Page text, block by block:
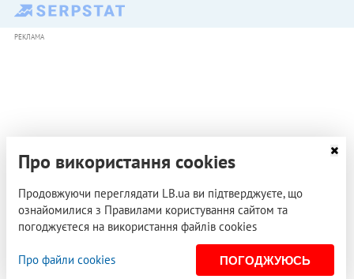
РЕКЛАМА
Про використання cookies
Продовжуючи переглядати LB.ua ви підтверджуєте, що
ознайомилися з Правилами користування сайтом та
погоджуєтеся на використання файлів cookies
Про файли cookies ПОГОДЖУЮСЬ